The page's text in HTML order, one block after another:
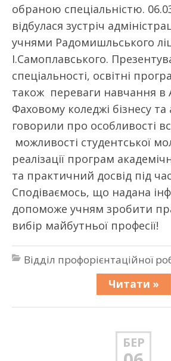
обраною спеціальністю.
відбулася зустріч
учнями Радомишльського
І.Самоплавського.
спеціальності, освітні
також переваги навчання в
Фаховому коледжі бізнесу та
говорили про особливості
можливості студентської
реалізації програм
та практичний досвід під
Сподіваємось, що надана
допоможе учням зробити
вибір майбутньої професії!
Відділ профорієнтаційної
Читати »
БЕР